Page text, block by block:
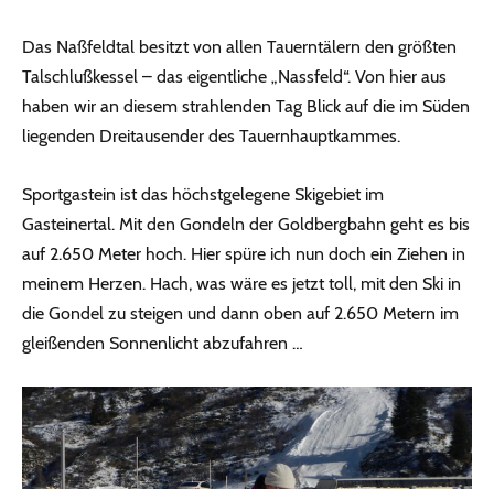
Das Naßfeldtal besitzt von allen Tauerntälern den größten
Talschlußkessel – das eigentliche „Nassfeld“. Von hier aus
haben wir an diesem strahlenden Tag Blick auf die im Süden
liegenden Dreitausender des Tauernhauptkammes.
Sportgastein ist das höchstgelegene Skigebiet im
Gasteinertal. Mit den Gondeln der Goldbergbahn geht es bis
auf 2.650 Meter hoch. Hier spüre ich nun doch ein Ziehen in
meinem Herzen. Hach, was wäre es jetzt toll, mit den Ski in
die Gondel zu steigen und dann oben auf 2.650 Metern im
gleißenden Sonnenlicht abzufahren …